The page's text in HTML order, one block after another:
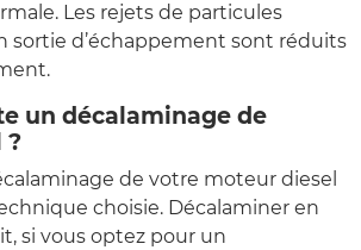
Les rejets de particules
sortie d’échappement sont réduits
un décalaminage de
?
de votre moteur diesel
choisie. Décalaminer en
si vous optez pour un